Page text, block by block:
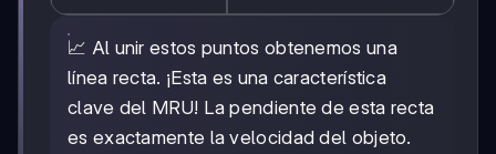
📈 Al unir estos puntos obtenemos una
línea recta. ¡Esta es una característica
clave del MRU! La pendiente de esta recta
es exactamente la velocidad del objeto.